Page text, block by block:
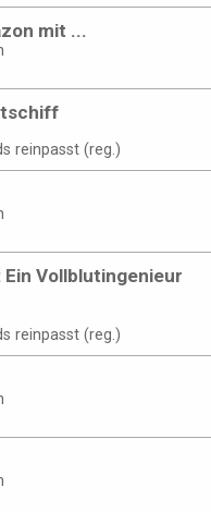
mit ...
reinpasst (reg.)
Vollblutingenieur
reinpasst (reg.)